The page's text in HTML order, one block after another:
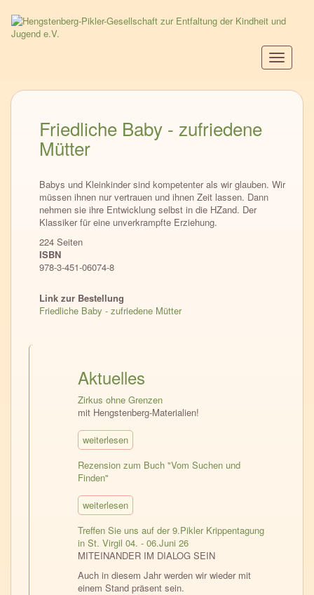
Direkt
zum
Friedliche Baby - zufriedene
Mütter
Babys und Kleinkinder sind kompetenter als wir glauben. Wir
müssen ihnen nur vertrauen und ihnen Zeit lassen. Dann
nehmen sie ihre Entwicklung selbst in die HZand. Der
Klassiker für eine unverkrampfte Erziehung.
224 Seiten
ISBN
978-3-451-06074-8
Link zur Bestellung
Friedliche Baby - zufriedene Mütter
Aktuelles
Zirkus ohne Grenzen
mit Hengstenberg-Materialien!
weiterlesen
Rezension zum Buch "Vom Suchen und
Finden"
weiterlesen
Treffen Sie uns auf der 9.Pikler Krippentagung
in St. Virgil 04. - 06.Juni 26
MITEINANDER IM DIALOG SEIN
Auch in diesem Jahr werden wir wieder mit
einem Stand präsent sein.